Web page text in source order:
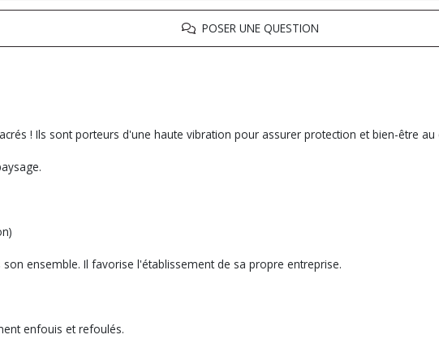
POSER UNE QUESTION
! Ils sont porteurs d'une haute vibration pour assurer protection et bien-être au
ensemble. Il favorise l'établissement de sa propre entreprise.
enfouis et refoulés.